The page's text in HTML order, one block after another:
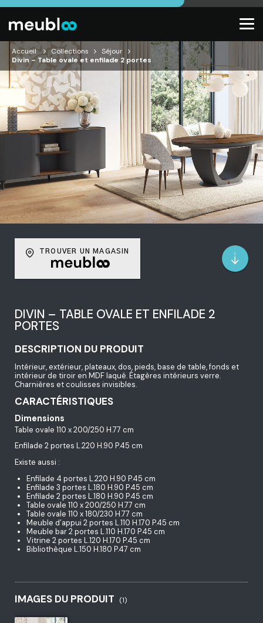
Accueil Collections
Séjour
Divin – Table ovale et enfilade 2 portes
TROUVER UN MAGASIN
DIVIN – TABLE OVALE ET ENFILADE 2
PORTES
DESCRIPTION DU PRODUIT
Intérieur, extérieur, plateaux, dos, pieds, base de table, fonds et
intérieur de tiroir en MDF laqué. Étagères intérieurs verre.
Charnières et coulisses invisibles.
CARACTÉRISTIQUES
Dimensions
Table ovale 110 x 200/250 H.77 cm
Enfilade 2 portes L.220 H.90 P.45 cm
Existe aussi :
Enfilade 4 portes L.220 H.90 P.45 cm
Enfilade 3 portes L.180 H.90 P.45 cm
Enfilade 2 portes L.180 H.90 P.45 cm
Table ovale 110 x 200/250 H.77 cm
Table ovale 110 x 180/230 H.77 cm
Meuble d’appui 2 portes L.110 H.170 P.45 cm
Meuble bar 2 portes L.110 H.170 P.45 cm
Vitrine 2 portes L.120 H.170 P.45 cm
Bibliothèque L.150 H.180 P.47 cm
IMAGES DU PRODUIT (1)